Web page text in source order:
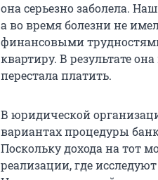
она серьезно заболела.
а во время болезни не
финансовыми
квартиру. В результате
перестала платить.
В юридической
вариантах процедуры
Поскольку дохода на тот
реализации, где